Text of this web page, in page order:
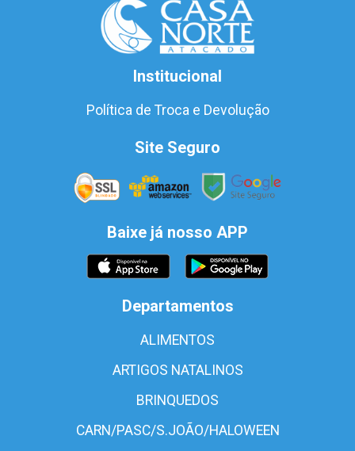
Institucional
Política de Troca e Devolução
Site Seguro
Baixe já nosso APP
Departamentos
ALIMENTOS
ARTIGOS NATALINOS
BRINQUEDOS
CARN/PASC/S.JOÃO/HALOWEEN